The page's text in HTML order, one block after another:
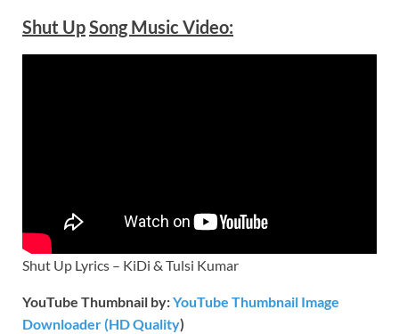
Shut UpSong Music Video:
Shut Up Lyrics – KiDi & Tulsi Kumar
YouTube Thumbnail by:YouTube Thumbnail Image
Downloader (HD Quality)